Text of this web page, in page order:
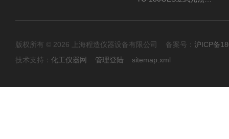
版权所有 © 2026 上海程造仪器设备有限公司 备案号： 沪ICP备
技术支持： 化工仪器网 管理登陆 sitemap.xml